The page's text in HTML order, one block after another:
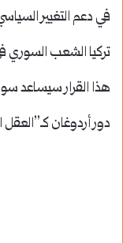
في دعم التغيير
تركيا الشعب السوري
هذا القرار سيساعد
دور أردوغان كـ”العقل